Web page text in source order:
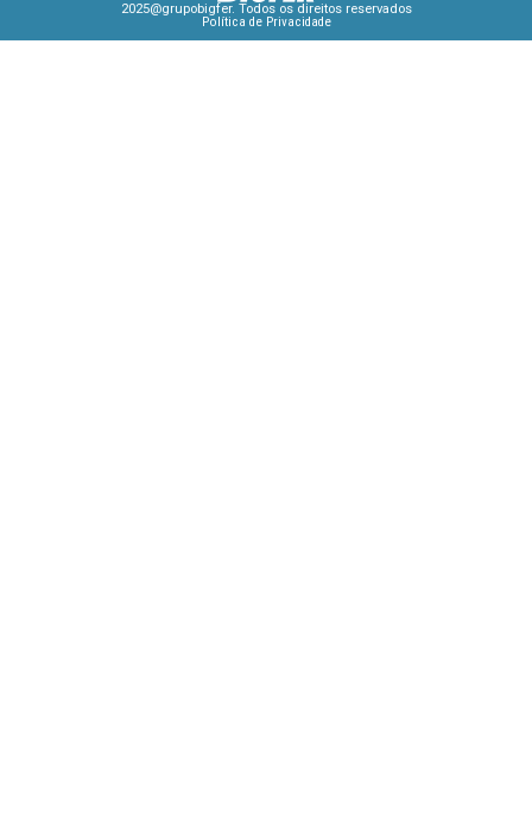
2025@grupobigfer. Todos os direitos reservados
Política de Privacidade